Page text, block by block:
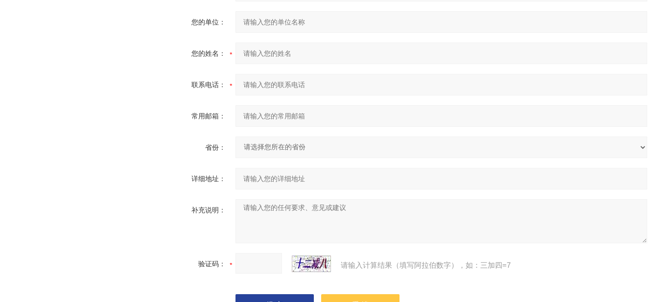
您的单位：
您的姓名：
联系电话：
常用邮箱：
省份：
详细地址：
补充说明：
验证码： 请输入计算结果（填写阿拉伯数字），如：三加四=7